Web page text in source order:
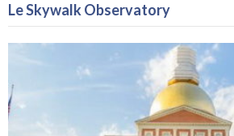
Le Skywalk Observatory